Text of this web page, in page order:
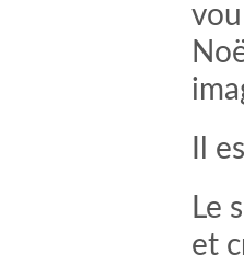
Il
Le
et